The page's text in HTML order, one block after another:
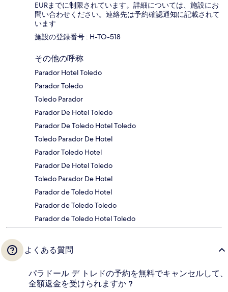
EURまでに制限されています。詳細については、施設にお
問い合わせください。連絡先は予約確認通知に記載されて
います
施設の登録番号 : H-TO-518
その他の呼称
Parador Hotel Toledo
Parador Toledo
Toledo Parador
Parador De Hotel Toledo
Parador De Toledo Hotel Toledo
Toledo Parador De Hotel
Parador Toledo Hotel
Parador De Hotel Toledo
Toledo Parador De Hotel
Parador de Toledo Hotel
Parador de Toledo Toledo
Parador de Toledo Hotel Toledo
よくある質問
パラドール デ トレドの予約を無料でキャンセルして、
全額返金を受けられますか ?